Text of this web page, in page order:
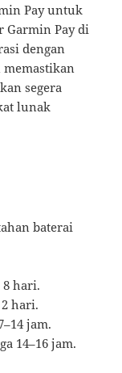
Pay untuk
Garmin Pay di
dengan
memastikan
segera
lunak
baterai
hari.
hari.
jam.
14–16 jam.